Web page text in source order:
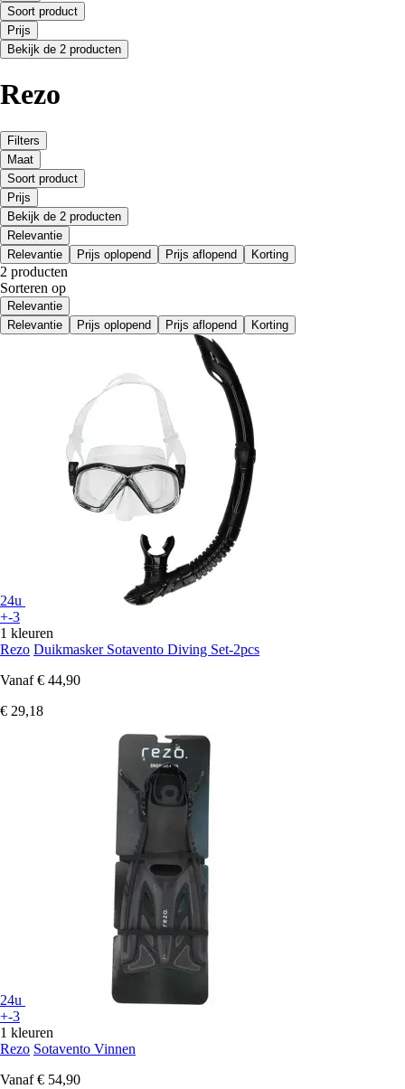
Soort product
Prijs
Bekijk de 2 producten
Rezo
Filters
Maat
Soort product
Prijs
Bekijk de 2 producten
Relevantie
Relevantie
Prijs oplopend Prijs aflopend Korting
2 producten
Sorteren op
Relevantie
Relevantie
Prijs oplopend Prijs aflopend Korting
24u
+-3
1 kleuren
Rezo Duikmasker Sotavento Diving Set-2pcs
Vanaf € 44,90
€ 29,18
24u
+-3
1 kleuren
Rezo Sotavento Vinnen
Vanaf € 54,90